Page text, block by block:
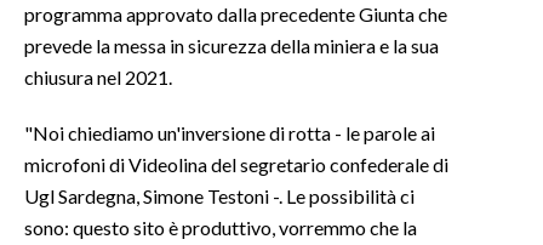
NOTIZIE
#CARAUNIONE
3 MINUTI CON
programma approvato dalla precedente Giunta che
prevede la messa in sicurezza della miniera e la sua
chiusura nel 2021.
"Noi chiediamo un'inversione di rotta - le parole ai
microfoni di Videolina del segretario confederale di
Ugl Sardegna, Simone Testoni -. Le possibilità ci
sono: questo sito è produttivo, vorremmo che la